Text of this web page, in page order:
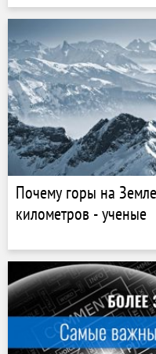
Почему горы на
километров - ученые